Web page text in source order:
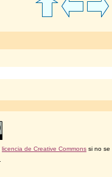
licencia de Creative Commons si no se